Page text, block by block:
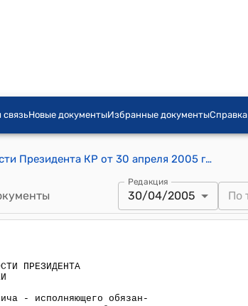
связьНовые документыИзбранные документыСправка
Распоряжение исполняющего обязанности Президента КР от 30 апреля 2005 года РП №143 (подписание Соглаше- ния по софинансированию проекта "Сельские инвестиции" между Правитель- ством Кыргызской Республики, Азиатским банком развития и Агентством развития и инвестирования сообществ в рамках гранта)
Редакция
30/04/2005